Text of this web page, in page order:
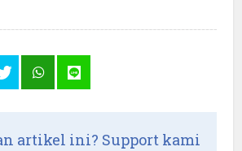
artikel ini? Support kami